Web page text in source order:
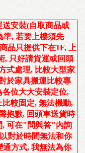
送安裝(自取商品或
準, 若要上樓須先
品只提供下在1F, 上
, 只好請貨運或回頭
式處理, 比較大型家
於家具搬運比較專
位大大安裝定位,
較固定, 無法機動,
抱歉, 回頭車送貨時
, 可在"問與答"內詢
對於時間無法和你
通方式, 我無法為你